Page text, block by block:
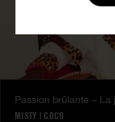
Passion brûlante – La
MISTY | COCO